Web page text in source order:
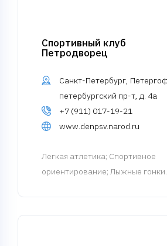
Спортивный клуб
Петродворец
Санкт-Петербург,
петербургский пр-т, д. 4а
+7 (911) 017-19-21
www.denpsv.narod.ru
Легкая атлетика; Спортивное
ориентирование; Лыжные